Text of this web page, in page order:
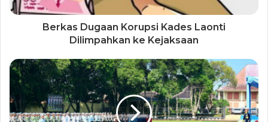
Berkas Dugaan Korupsi Kades Laonti
Dilimpahkan ke Kejaksaan